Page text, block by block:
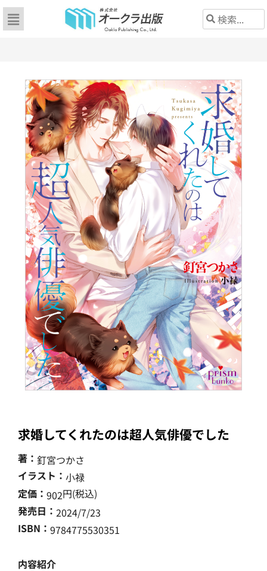
求婚してくれたのは超人気俳優でした
著： 釘宮つかさ
イラスト： 小禄
定価： 902円(税込)
発売日： 2024/7/23
ISBN： 9784775530351
内容紹介